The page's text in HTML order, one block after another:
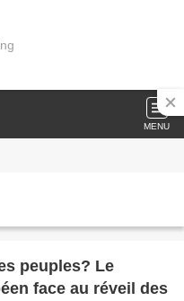
MENU
Le
face au réveil des